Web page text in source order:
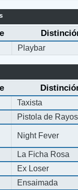
Playbar
Taxista
Pistola de Rayos
Night Fever
La Ficha Rosa
Ex Loser
Ensaimada